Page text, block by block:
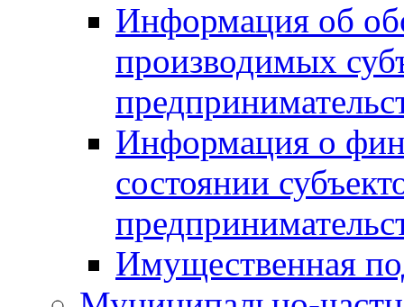
Информация об
производимых
Информация о
состоянии
Имущественная